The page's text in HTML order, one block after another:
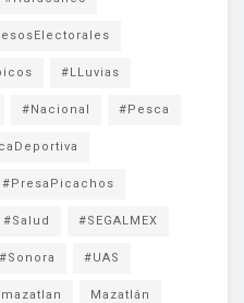
#LLuvias
#Nacional #Pesca
#PresaPicachos
#Salud #SEGALMEX
#Sonora #UAS
Mazatlán